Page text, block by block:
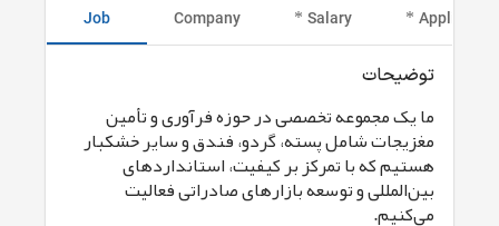
Job Company Salary Applicant
توضیحات
ما یک مجموعه تخصصی در حوزه فرآوری و تأمین
مغزیجات شامل پسته، گردو، فندق و سایر خشکبار
هستیم که با تمرکز بر کیفیت، استانداردهای
بین‌المللی و توسعه بازارهای صادراتی فعالیت
می‌کنیم.